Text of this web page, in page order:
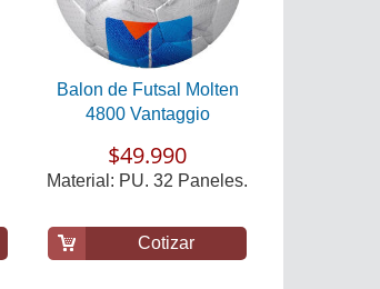
Balon de Futsal Molten
4800 Vantaggio
$49.990
Material: PU. 32 Paneles.
Cotizar